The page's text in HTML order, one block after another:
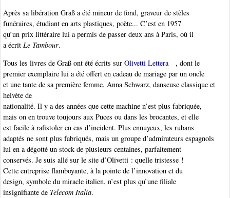
Après sa libération Graß a été mineur de fond, graveur de stèles
funéraires, étudiant en arts plastiques, poète... C’est en 1957
qu’un prix littéraire lui a permis de passer deux ans à Paris, où il
a écrit Le Tambour.
Tous les livres de Graß ont été écrits sur Olivetti Lettera
, dont le
premier exemplaire lui a été offert en cadeau de mariage par un oncle
et une tante de sa première femme, Anna Schwarz, danseuse classique et
helvète de
nationalité. Il y a des années que cette machine n’est plus fabriquée,
mais on en trouve toujours aux Puces ou dans les brocantes, et elle
est facile à rafistoler en cas d’incident. Plus ennuyeux, les rubans
adaptés ne sont plus fabriqués, mais un groupe d’admirateurs espagnols
lui en a dégotté un stock de plusieurs centaines, parfaitement
conservés. Je suis allé sur le site d’Olivetti : quelle tristesse !
Cette entreprise flamboyante, à la pointe de l’innovation et du
design, symbole du miracle italien, n’est plus qu’une filiale
insignifiante de Telecom Italia.